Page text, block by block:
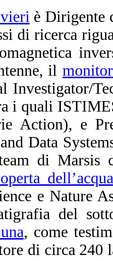
è Dirigente
di ricerca
il
Investigator/
i quali
Action), e
Data
di Marsis
e Nature
del
, come
di circa